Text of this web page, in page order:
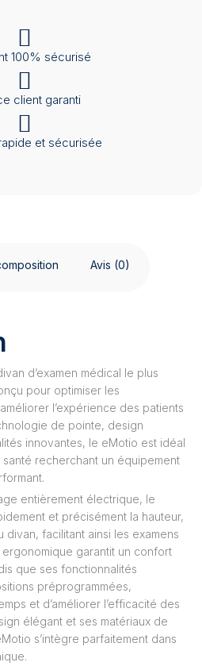
100% sécurisé
client garanti
et sécurisée
Avis (0)
d’examen médical le plus
pour optimiser les
l’expérience des patients
de pointe, design
innovantes, le eMotio est idéal
recherchant un équipement
entièrement électrique, le
et précisément la hauteur,
divan, facilitant ainsi les examens
garantit un confort
que ses fonctionnalités
préprogrammées,
et d’améliorer l’efficacité des
élégant et ses matériaux de
s’intègre parfaitement dans